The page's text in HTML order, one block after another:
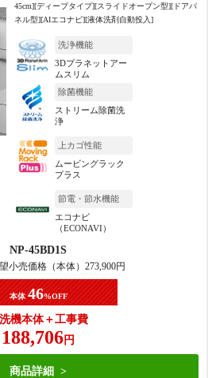
45cm][ディープタイプ][スライドオープン型][ドアパ
ネル型][AIエコナビ][液体洗剤自動投入]
洗浄機能
3Dプラネットアー
ムスリム
除菌機能
ストリーム除菌洗
浄
上カゴ性能
ムービングラック
プラス
節電・節水機能
エコナビ
（ECONAVI）
NP-45BD1S
小売価格（本体） 273,900円
本体 46%OFF
機本体＋工事費
188,706 円
商品詳細